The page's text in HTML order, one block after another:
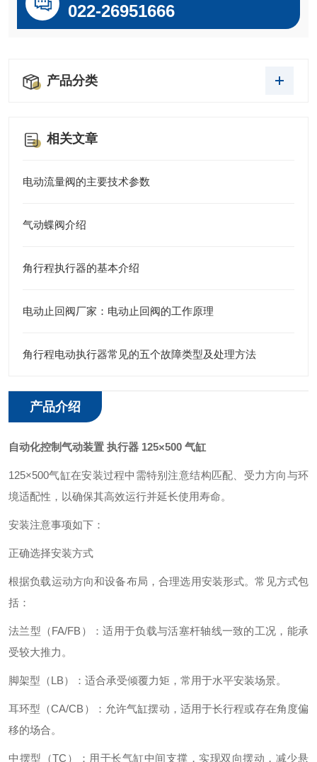
022-26951666
产品分类
相关文章
电动流量阀的主要技术参数
气动蝶阀介绍
角行程执行器的基本介绍
电动止回阀厂家：电动止回阀的工作原理
角行程电动执行器常见的五个故障类型及处理方法
产品介绍
自动化控制气动装置 执行器 125×500 气缸
125×500气缸‌在安装过程中需特别注意‌结构匹配、受力方向与环
境适配性‌，以确保其高效运行并延长使用寿命。
安装注意事项如下：
正确选择安装方式‌
根据负载运动方向和设备布局，合理选用安装形式。常见方式包
括：
法兰型（FA/FB）‌：适用于负载与活塞杆轴线一致的工况，能承
受较大推力。
脚架型（LB）‌：适合承受倾覆力矩，常用于水平安装场景。
耳环型（CA/CB）‌：允许气缸摆动，适用于长行程或存在角度偏
移的场合。
中摆型（TC）‌：用于长气缸中间支撑，实现双向摆动，减少悬